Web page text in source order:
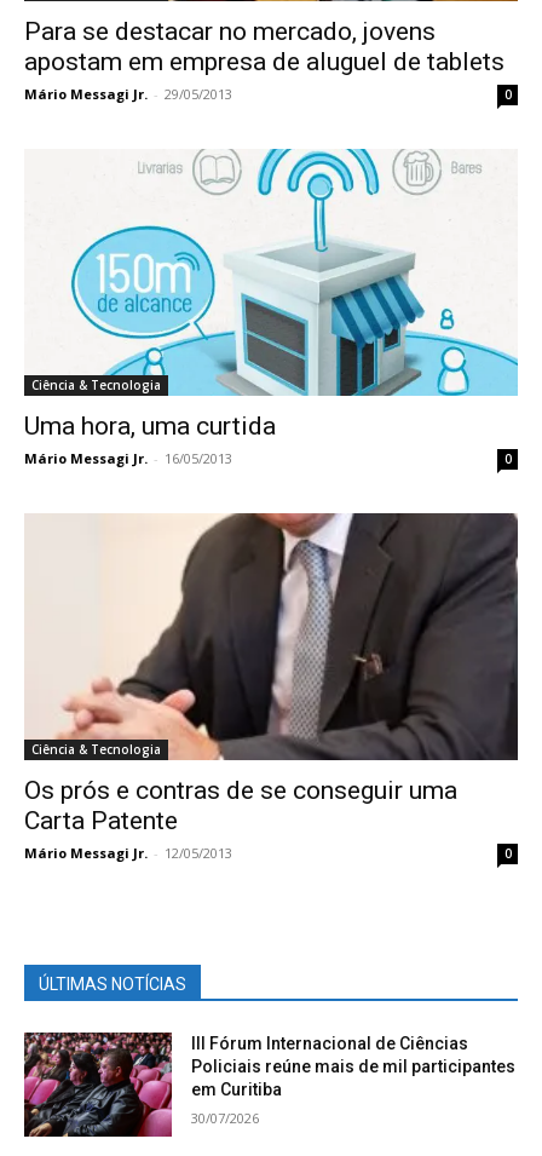
Para se destacar no mercado, jovens
apostam em empresa de aluguel de tablets
Mário Messagi Jr. - 29/05/2013 0
Ciência & Tecnologia
Uma hora, uma curtida
Mário Messagi Jr. - 16/05/2013 0
Ciência & Tecnologia
Os prós e contras de se conseguir uma
Carta Patente
Mário Messagi Jr. - 12/05/2013 0
ÚLTIMAS NOTÍCIAS
III Fórum Internacional de Ciências
Policiais reúne mais de mil participantes
em Curitiba
30/07/2026